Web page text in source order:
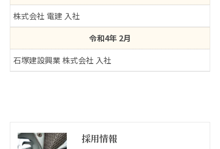
株式会社 電建 入社
令和4年 2月
石塚建設興業 株式会社 入社
採用情報